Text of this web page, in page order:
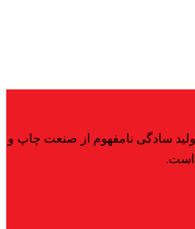
سادگی نامفهوم از صنعت چاپ و
است.